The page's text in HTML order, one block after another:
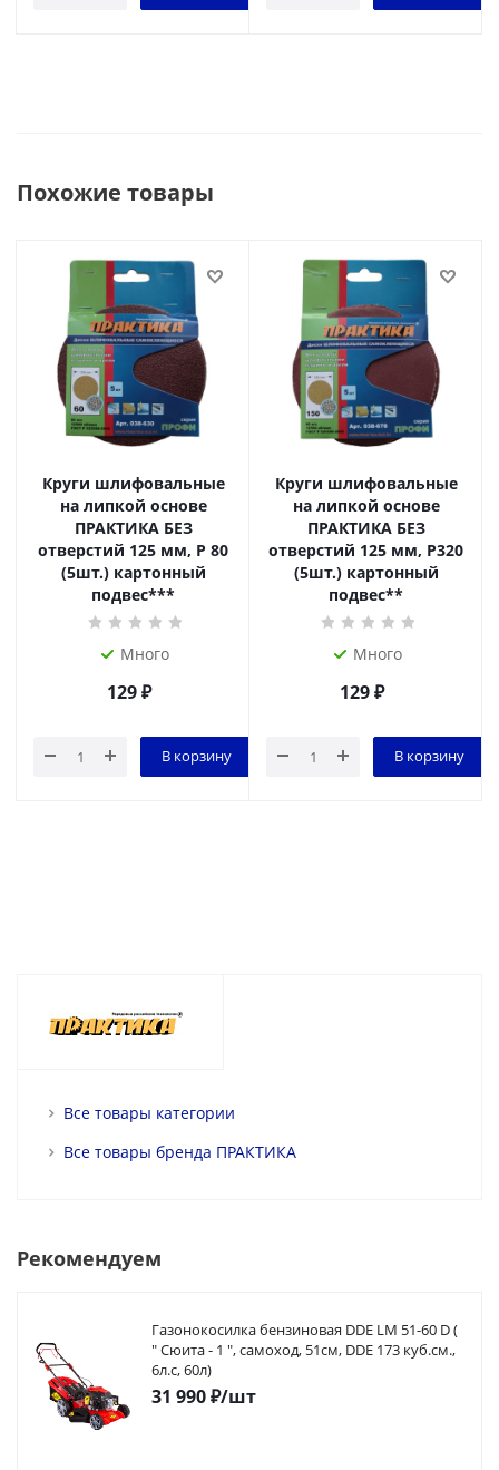
Похожие товары
Круги шлифовальные
на липкой основе
ПРАКТИКА БЕЗ
отверстий 125 мм, P 80
(5шт.) картонный
подвес***
Много
129₽
В корзину
Круги шлифовальные
на липкой основе
ПРАКТИКА БЕЗ
отверстий 125 мм, P320
(5шт.) картонный
подвес**
Много
129₽
В корзину
Все товары категории
Все товары бренда ПРАКТИКА
Рекомендуем
Газонокосилка бензиновая DDE LM 51-60 D (
" Сюита - 1 ", самоход, 51cм, DDE 173 куб.см.,
6л.с, 60л)
31 990₽/шт